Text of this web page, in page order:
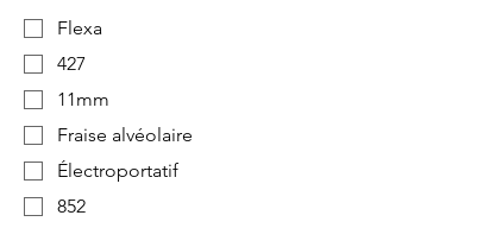
Flexa
427
11mm
Fraise alvéolaire
Électroportatif
852